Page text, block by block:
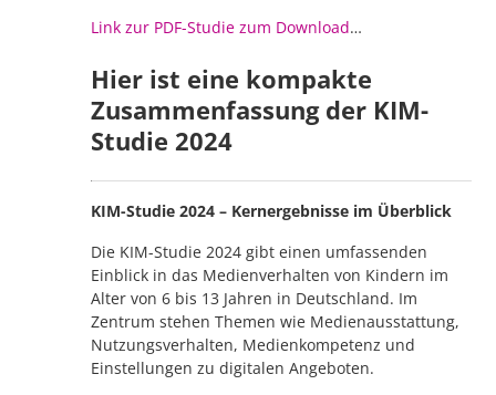
Link zur PDF-Studie zum Download…
Hier ist eine kompakte
Zusammenfassung der KIM-
Studie 2024
KIM-Studie 2024 – Kernergebnisse im Überblick
Die KIM-Studie 2024 gibt einen umfassenden
Einblick in das Medienverhalten von Kindern im
Alter von 6 bis 13 Jahren in Deutschland. Im
Zentrum stehen Themen wie Medienausstattung,
Nutzungsverhalten, Medienkompetenz und
Einstellungen zu digitalen Angeboten.